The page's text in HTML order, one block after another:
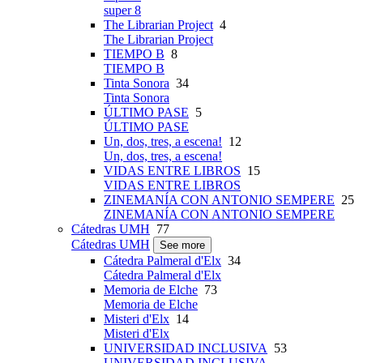
super 8
The Librarian Project 4
The Librarian Project
TIEMPO B 8
TIEMPO B
Tinta Sonora 34
Tinta Sonora
ÚLTIMO PASE 5
ÚLTIMO PASE
Un, dos, tres, a escena! 12
Un, dos, tres, a escena!
VIDAS ENTRE LIBROS 15
VIDAS ENTRE LIBROS
ZINEMANÍA CON ANTONIO SEMPERE 25
ZINEMANÍA CON ANTONIO SEMPERE
Cátedras UMH 77
Cátedras UMH
See more
Cátedra Palmeral d'Elx 34
Cátedra Palmeral d'Elx
Memoria de Elche 73
Memoria de Elche
Misteri d'Elx 14
Misteri d'Elx
UNIVERSIDAD INCLUSIVA
53